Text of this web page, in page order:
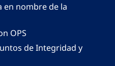
en nombre de la
OPS
de Integridad y